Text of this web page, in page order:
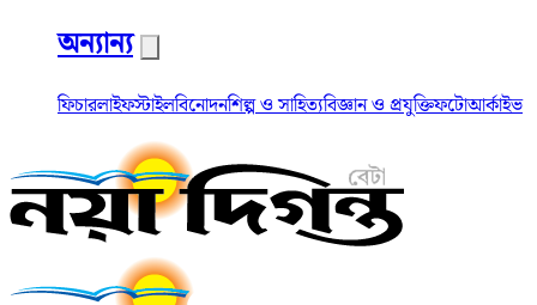
অন্যান্য
ফিচারলাইফস্টাইলবিনোদনশিল্প ও সাহিত্যবিজ্ঞান ও প্রযুক্তিফটোআর্কাইভ